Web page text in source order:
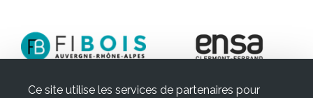
Ce site utilise les services de partenaires pour